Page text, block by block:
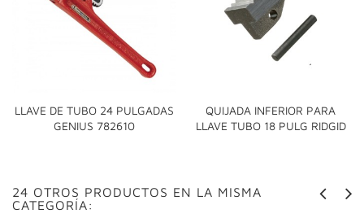
LLAVE DE TUBO 24 PULGADAS
GENIUS 782610
QUIJADA INFERIOR PARA
LLAVE TUBO 18 PULG RIDGID
24 OTROS PRODUCTOS EN LA MISMA
CATEGORÍA: